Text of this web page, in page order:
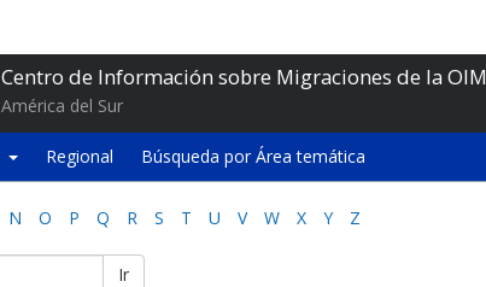
Centro de Información sobre Migraciones de la OIM
América del Sur
Regional Búsqueda por Área temática
N O P Q R S T U V W X Y Z
Ir